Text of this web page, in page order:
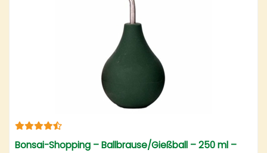
Bonsai-Shopping – Ballbrause/Gießball – 250 ml –